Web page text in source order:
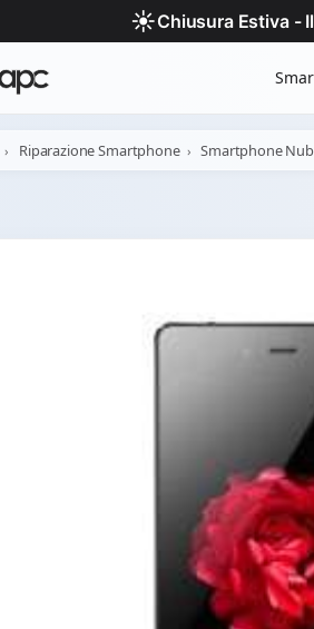
☀️Chiusura Estiva -
Riparazione Smartphone Smartphone